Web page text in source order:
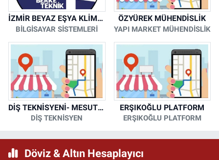
İZMİR BEYAZ EŞYA KLİMA KOMBİ SERVİSİ
BİLGİSAYAR SİSTEMLERİ
ÖZYÜREK MÜHENDİSLİK
YAPI MARKET MÜHENDİSLİK
DİŞ TEKNİSYENİ- MESUT KORKMAZ
DİŞ TEKNİSYEN
ERŞIKOĞLU PLATFORM
ERŞIKOĞLU PLATFORM
Döviz & Altın Hesaplayıcı